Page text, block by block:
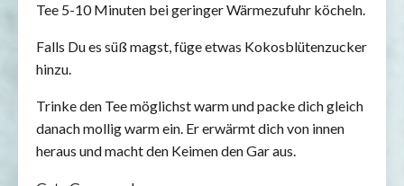
Tee 5-10 Minuten bei geringer Wärmezufuhr köcheln.
Falls Du es süß magst, füge etwas Kokosblütenzucker
hinzu.
Trinke den Tee möglichst warm und packe dich gleich
danach mollig warm ein. Er erwärmt dich von innen
heraus und macht den Keimen den Gar aus.